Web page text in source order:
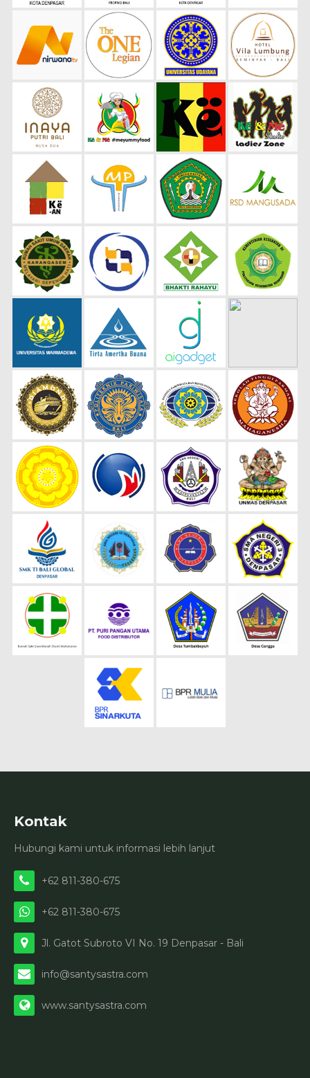
Kontak
Hubungi kami untuk informasi lebih lanjut
+62 811-380-675
+62 811-380-675
Jl. Gatot Subroto VI No. 19 Denpasar - Bali
info@santysastra.com
www.santysastra.com